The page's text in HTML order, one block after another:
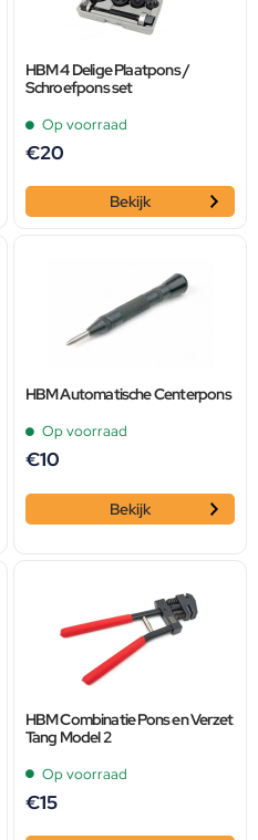
HBM 4 Delige Plaatpons /
Schroefpons set
Op voorraad
€20
Bekijk
HBM Automatische Centerpons
Op voorraad
€10
Bekijk
HBM Combinatie Pons en Verzet
Tang Model 2
Op voorraad
€15